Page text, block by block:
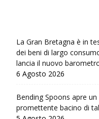
La Gran Bretagna è in
dei beni di largo
lancia il nuovo
6 Agosto 2026
Bending Spoons apre
promettente bacino di